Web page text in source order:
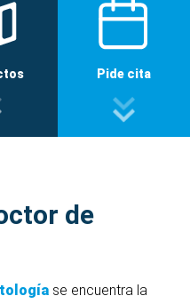
Pide cita
de
se encuentra la